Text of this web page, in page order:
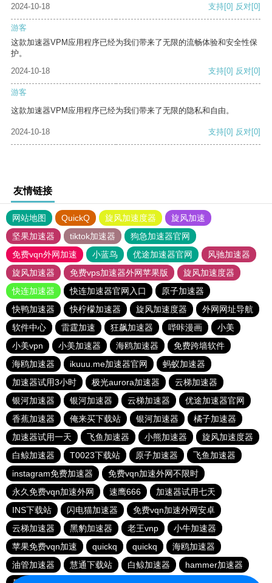
2024-10-18
支持[0] 反对[0]
游客
这款加速器VPM应用程序已经为我们带来了无限的流畅体验和安全性保
护。
2024-10-18
支持[0] 反对[0]
游客
这款加速器VPM应用程序已经为我们带来了无限的隐私和自由。
2024-10-18 支持[0] 反对[0]
友情链接
网站地图 QuickQ 旋风加速度器
旋风加速
坚果加速器
tiktok加速器
狗急加速器官网
免费vqn外网加速
小蓝鸟 优途加速器官网
风驰加速器
旋风加速器
免费vps加速器外网苹果版
旋风加速度器
快连加速器
快连加速器官网入口
原子加速器
快鸭加速器
快柠檬加速器 旋风加速度器
外网网址导航
软件中心
雷霆加速 狂飙加速器 哔咔漫画
小美
小美vpn
小美加速器 海鸥加速器
免费跨墙软件
海鸥加速器
ikuuu.me加速器官网
蚂蚁加速器
加速器试用3小时
极光aurora加速器
云梯加速器
银河加速器
银河加速器 云梯加速器
优途加速器官网
香蕉加速器
俺来买下载站 银河加速器
橘子加速器
加速器试用一天
飞鱼加速器 小熊加速器
旋风加速度器
白鲸加速器
T0023下载站 原子加速器
飞鱼加速器
instagram免费加速器
免费vqn加速外网不限时
永久免费vqn加速外网
速鹰666
加速器试用七天
INS下载站
闪电猫加速器
免费vqn加速外网安卓
云梯加速器
黑豹加速器 老王vnp
小牛加速器
苹果免费vqn加速
quickq quickq
海鸥加速器
油管加速器
慧通下载站 白鲸加速器
hammer加速器